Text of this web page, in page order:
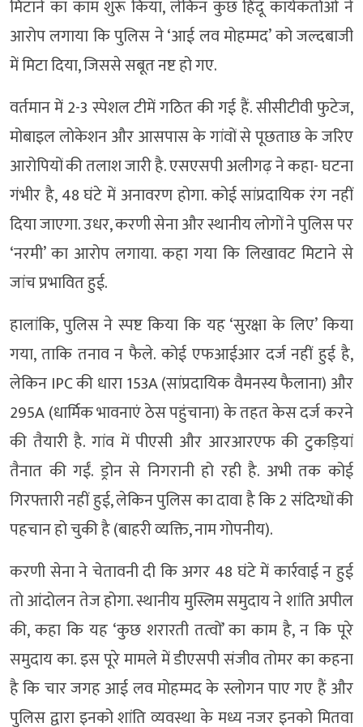
मिटाने का काम शुरू किया, लेकिन कुछ हिंदू कार्यकर्ताओं ने
आरोप लगाया कि पुलिस ने ‘आई लव मोहम्मद’ को जल्दबाजी
में मिटा दिया, जिससे सबूत नष्ट हो गए.
वर्तमान में 2-3 स्पेशल टीमें गठित की गई हैं. सीसीटीवी फुटेज,
मोबाइल लोकेशन और आसपास के गांवों से पूछताछ के जरिए
आरोपियों की तलाश जारी है. एसएसपी अलीगढ़ ने कहा- घटना
गंभीर है, 48 घंटे में अनावरण होगा. कोई सांप्रदायिक रंग नहीं
दिया जाएगा. उधर, करणी सेना और स्थानीय लोगों ने पुलिस पर
‘नरमी’ का आरोप लगाया. कहा गया कि लिखावट मिटाने से
जांच प्रभावित हुई.
हालांकि, पुलिस ने स्पष्ट किया कि यह ‘सुरक्षा के लिए’ किया
गया, ताकि तनाव न फैले. कोई एफआईआर दर्ज नहीं हुई है,
लेकिन IPC की धारा 153A (सांप्रदायिक वैमनस्य फैलाना) और
295A (धार्मिक भावनाएं ठेस पहुंचाना) के तहत केस दर्ज करने
की तैयारी है. गांव में पीएसी और आरआरएफ की टुकड़ियां
तैनात की गईं. ड्रोन से निगरानी हो रही है. अभी तक कोई
गिरफ्तारी नहीं हुई, लेकिन पुलिस का दावा है कि 2 संदिग्धों की
पहचान हो चुकी है (बाहरी व्यक्ति, नाम गोपनीय).
करणी सेना ने चेतावनी दी कि अगर 48 घंटे में कार्रवाई न हुई
तो आंदोलन तेज होगा. स्थानीय मुस्लिम समुदाय ने शांति अपील
की, कहा कि यह ‘कुछ शरारती तत्वों’ का काम है, न कि पूरे
समुदाय का. इस पूरे मामले में डीएसपी संजीव तोमर का कहना
है कि चार जगह आई लव मोहम्मद के स्लोगन पाए गए हैं और
पुलिस द्वारा इनको शांति व्यवस्था के मध्य नजर इनको मितवा